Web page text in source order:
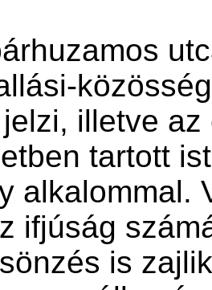
illetve
tartott
alkalommal.
ifjúság
is